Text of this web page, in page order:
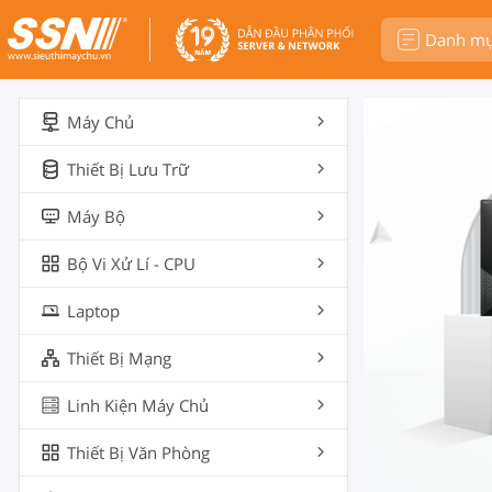
Danh
Máy Chủ
Thiết Bị Lưu Trữ
Máy Bộ
Bộ Vi Xử Lí - CPU
Laptop
Thiết Bị Mạng
Linh Kiện Máy Chủ
Thiết Bị Văn Phòng